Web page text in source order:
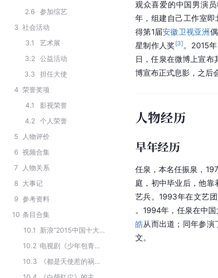
2.6
参加综艺
3 社会活动
3.1
艺术展
3.2
公益活动
3.3
担任大使
4 荣誉奖项
4.1
影视荣誉
4.2
个人荣誉
5
人物评价
6 视频合集
7
人物关系
8 大事记
9 参考资料
10 条目合集
10.1
新浪“2015中国十大经济年度人物”候选人
10.2
电视剧《少年包青天Ⅱ》的主要演员
10.3
《都是天使惹的祸》的主要演员
观众喜爱的中国男演
年，组建自己工作室即
得第1届安徽卫视亚洲
星制作人奖 [3] 。2015
日，任泉在微博上宣布
博宣布正式息影，之后
人物经历
早年经历
任泉，本名任振泉，
庭，初中毕业后，他
艺兵。1993年在文艺
。1994年，任泉在中
皓从而出道；同年参演
文。